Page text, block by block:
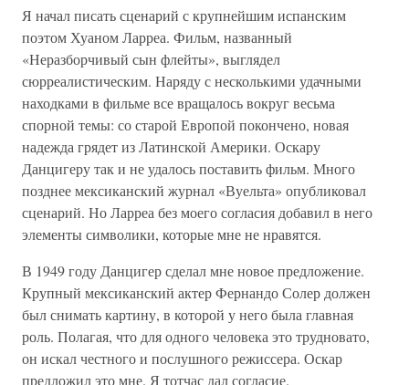
Я начал писать сценарий с крупнейшим испанским
поэтом Хуаном Ларреа. Фильм, названный
«Неразборчивый сын флейты», выглядел
сюрреалистическим. Наряду с несколькими удачными
находками в фильме все вращалось вокруг весьма
спорной темы: со старой Европой покончено, новая
надежда грядет из Латинской Америки. Оскару
Данцигеру так и не удалось поставить фильм. Много
позднее мексиканский журнал «Вуельта» опубликовал
сценарий. Но Ларреа без моего согласия добавил в него
элементы символики, которые мне не нравятся.
В 1949 году Данцигер сделал мне новое предложение.
Крупный мексиканский актер Фернандо Солер должен
был снимать картину, в которой у него была главная
роль. Полагая, что для одного человека это трудновато,
он искал честного и послушного режиссера. Оскар
предложил это мне. Я тотчас дал согласие.